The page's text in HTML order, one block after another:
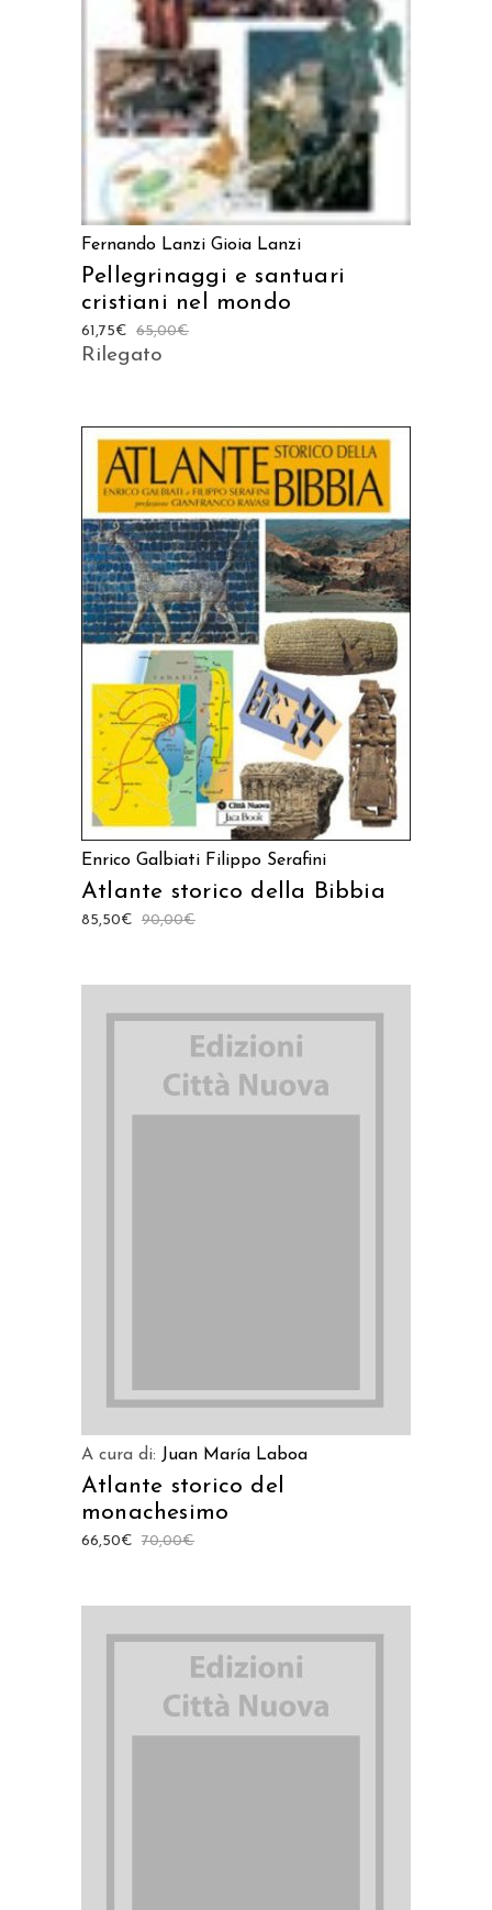
AGGIUNGI AL CARRELLO
Fernando Lanzi Gioia Lanzi
Pellegrinaggi e santuari
cristiani nel mondo
65,00€
61,75€
Rilegato
AGGIUNGI AL CARRELLO
Enrico Galbiati Filippo Serafini
Atlante storico della Bibbia
90,00€
85,50€
A cura di: Juan María Laboa
Atlante storico del
monachesimo
70,00€
66,50€